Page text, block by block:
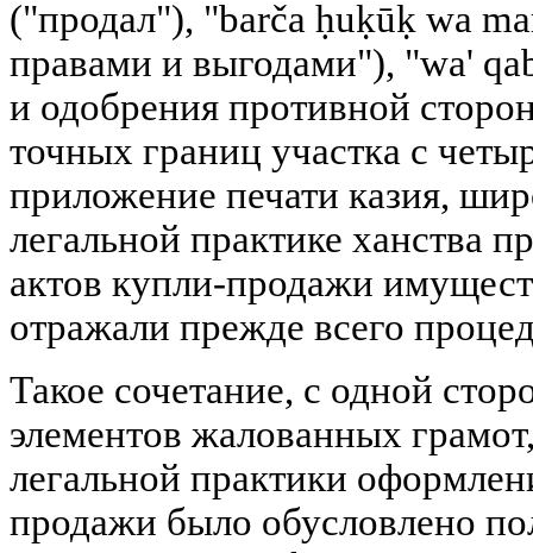
("продал"), "barča ḥuḳūḳ wa
правами и выгодами"), "wa'
и одобрения противной
точных границ участка с
приложение печати казия,
легальной практике ханства
актов купли-продажи
отражали прежде всего
Такое сочетание, с одной
элементов жалованных
легальной практики
продажи было обусловлено